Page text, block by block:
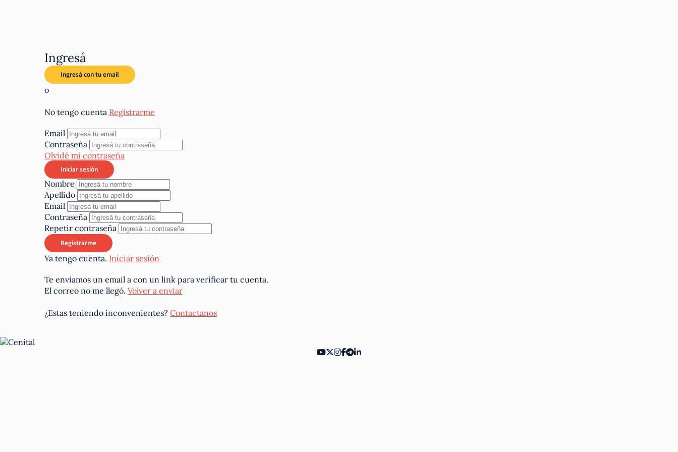
Ingresá
o
No tengo cuenta Registrarme
Email
Contraseña
Olvidé mi contraseña
Nombre
Apellido
Email
Contraseña
Repetir contraseña
Ya tengo cuenta. Iniciar sesión
Te enviamos un email a con un link para verificar tu cuenta.
El correo no me llegó. Volver a enviar
¿Estas teniendo inconvenientes? Contactanos